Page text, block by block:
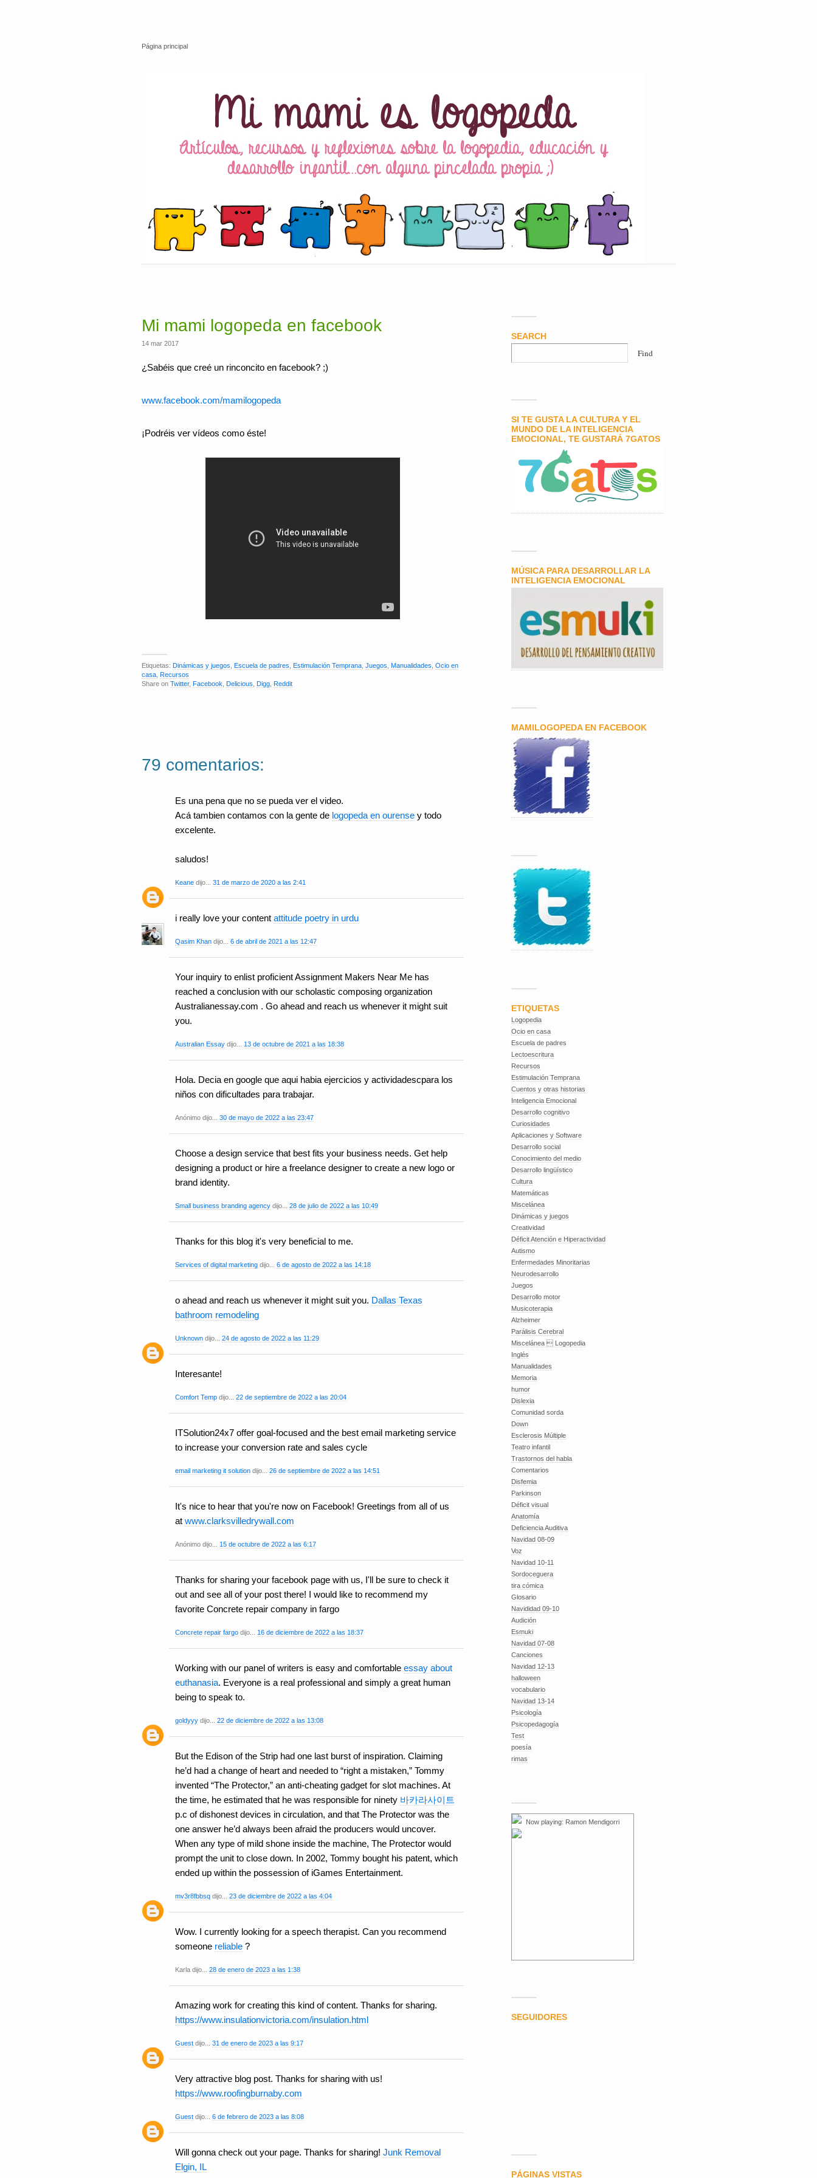
Página principal
Mi mami logopeda en facebook
14 mar 2017
¿Sabéis que creé un rinconcito en facebook? ;)
www.facebook.com/mamilogopeda
¡Podréis ver vídeos como éste!
Etiquetas: Dinámicas y juegos Escuela de padres Estimulación Temprana Juegos Manualidades Ocio en
casa Recursos
Share on Twitter, Facebook Delicious Digg Reddit
79 comentarios:
Es una pena que no se pueda ver el video.
Acá tambien contamos con la gente de logopeda en ourense y todo
excelente.
saludos!
Keane dijo... 31 de marzo de 2020 a las 2:41
i really love your content attitude poetry in urdu
Qasim Khan dijo... 6 de abril de 2021 a las 12:47
Your inquiry to enlist proficient Assignment Makers Near Me has
reached a conclusion with our scholastic composing organization
Australianessay.com . Go ahead and reach us whenever it might suit
you.
Australian Essay dijo... 13 de octubre de 2021 a las 18:38
Hola. Decia en google que aqui habia ejercicios y actividadescpara los
niños con dificultades para trabajar.
Anónimo dijo... 30 de mayo de 2022 a las 23:47
Choose a design service that best fits your business needs. Get help
designing a product or hire a freelance designer to create a new logo or
brand identity.
Small business branding agency dijo... 28 de julio de 2022 a las 10:49
Thanks for this blog it's very beneficial to me.
Services of digital marketing dijo... 6 de agosto de 2022 a las 14:18
o ahead and reach us whenever it might suit you. Dallas Texas
bathroom remodeling
Unknown dijo... 24 de agosto de 2022 a las 11:29
Interesante!
Comfort Temp dijo... 22 de septiembre de 2022 a las 20:04
ITSolution24x7 offer goal-focused and the best email marketing service
to increase your conversion rate and sales cycle
email marketing it solution dijo... 26 de septiembre de 2022 a las 14:51
It's nice to hear that you're now on Facebook! Greetings from all of us
at www.clarksvilledrywall.com
Anónimo dijo... 15 de octubre de 2022 a las 6:17
Thanks for sharing your facebook page with us, I'll be sure to check it
out and see all of your post there! I would like to recommend my
favorite Concrete repair company in fargo
Concrete repair fargo dijo... 16 de diciembre de 2022 a las 18:37
Working with our panel of writers is easy and comfortable essay about
euthanasia. Everyone is a real professional and simply a great human
being to speak to.
goldyyy dijo... 22 de diciembre de 2022 a las 13:08
But the Edison of the Strip had one last burst of inspiration. Claiming
he’d had a change of heart and needed to “right a mistaken,” Tommy
invented “The Protector,” an anti-cheating gadget for slot machines. At
the time, he estimated that he was responsible for ninety 바카라사이트
p.c of dishonest devices in circulation, and that The Protector was the
one answer he’d always been afraid the producers would uncover.
When any type of mild shone inside the machine, The Protector would
prompt the unit to close down. In 2002, Tommy bought his patent, which
ended up within the possession of iGames Entertainment.
mv3r8fbbsq dijo... 23 de diciembre de 2022 a las 4:04
Wow. I currently looking for a speech therapist. Can you recommend
someone reliable ?
Karla dijo... 28 de enero de 2023 a las 1:38
Amazing work for creating this kind of content. Thanks for sharing.
https://www.insulationvictoria.com/insulation.html
Guest dijo... 31 de enero de 2023 a las 9:17
Very attractive blog post. Thanks for sharing with us!
https://www.roofingburnaby.com
Guest dijo... 6 de febrero de 2023 a las 8:08
Will gonna check out your page. Thanks for sharing! Junk Removal
Elgin, IL
SEARCH
SI TE GUSTA LA CULTURA Y EL
MUNDO DE LA INTELIGENCIA
EMOCIONAL, TE GUSTARÁ 7GATOS
MÚSICA PARA DESARROLLAR LA
INTELIGENCIA EMOCIONAL
MAMILOGOPEDA EN FACEBOOK
ETIQUETAS
Logopedia
Ocio en casa
Escuela de padres
Lectoescritura
Recursos
Estimulación Temprana
Cuentos y otras historias
Inteligencia Emocional
Desarrollo cognitivo
Curiosidades
Aplicaciones y Software
Desarrollo social
Conocimiento del medio
Desarrollo lingüístico
Cultura
Matemáticas
Miscelánea
Dinámicas y juegos
Creatividad
Déficit Atención e Hiperactividad
Autismo
Enfermedades Minoritarias
Neurodesarrollo
Juegos
Desarrollo motor
Musicoterapia
Alzheimer
Parálisis Cerebral
Miscelánea  Logopedia
Inglés
Manualidades
Memoria
humor
Dislexia
Comunidad sorda
Down
Esclerosis Múltiple
Teatro infantil
Trastornos del habla
Comentarios
Disfemia
Parkinson
Déficit visual
Anatomía
Deficiencia Auditiva
Navidad 08-09
Voz
Navidad 10-11
Sordoceguera
tira cómica
Glosario
Navididad 09-10
Audición
Esmuki
Navidad 07-08
Canciones
Navidad 12-13
halloween
vocabulario
Navidad 13-14
Psicología
Psicopedagogía
Test
poesía
rimas
Now playing: Ramon Mendigorri
SEGUIDORES
PÁGINAS VISTAS